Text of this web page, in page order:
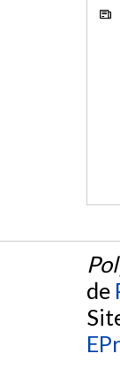
de